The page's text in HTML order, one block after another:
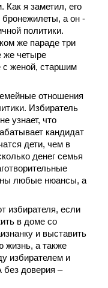
я заметил, его
бронежилеты, а он -
политики.
же параде три
же четыре
с женой, старшим
отношения
Избиратель
узнает, что
кандидат
дети, чем в
денег семья
любые нюансы, а
избирателя, если
в доме со
и выставить
жизнь, а также
избирателем и
без доверия –